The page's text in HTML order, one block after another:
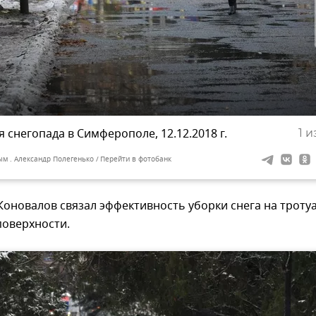
1
снегопада в Симферополе, 12.12.2018 г.
. Александр Полегенько Перейти в фотобанк
связал эффективность уборки снега на